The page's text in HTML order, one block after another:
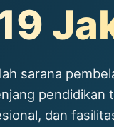
sarana
pendidikan
dan